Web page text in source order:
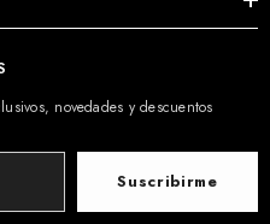
novedades y descuentos
Suscribirme